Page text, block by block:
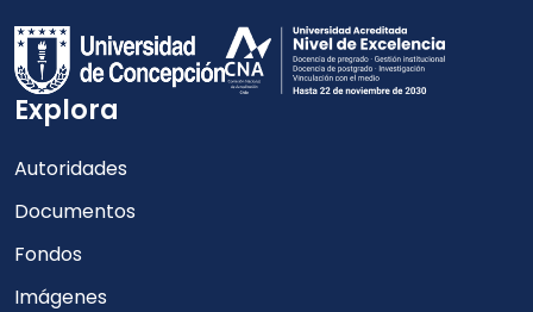
Explora
Autoridades
Documentos
Fondos
Imágenes